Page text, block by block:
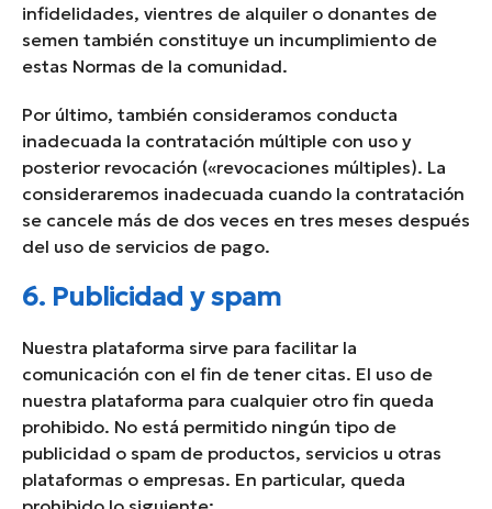
infidelidades, vientres de alquiler o donantes de
semen también constituye un incumplimiento de
estas Normas de la comunidad.
Por último, también consideramos conducta
inadecuada la contratación múltiple con uso y
posterior revocación («revocaciones múltiples). La
consideraremos inadecuada cuando la contratación
se cancele más de dos veces en tres meses después
del uso de servicios de pago.
6. Publicidad y spam
Nuestra plataforma sirve para facilitar la
comunicación con el fin de tener citas. El uso de
nuestra plataforma para cualquier otro fin queda
prohibido. No está permitido ningún tipo de
publicidad o spam de productos, servicios u otras
plataformas o empresas. En particular, queda